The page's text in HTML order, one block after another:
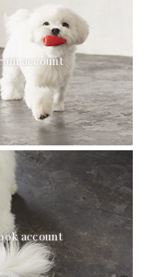
account
account